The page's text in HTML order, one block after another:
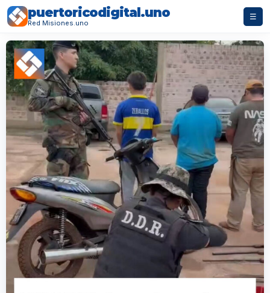
puertoricodigital.uno
Red Misiones.uno
☰